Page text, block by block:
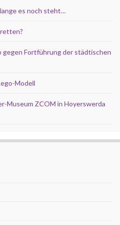
es noch steht…
Fortführung der städtischen
Modell
Museum ZCOM in Hoyerswerda